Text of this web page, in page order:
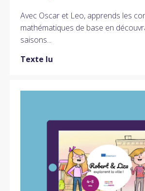
Avec Oscar et Leo, apprends les
mathématiques de base en
saisons...
Texte lu